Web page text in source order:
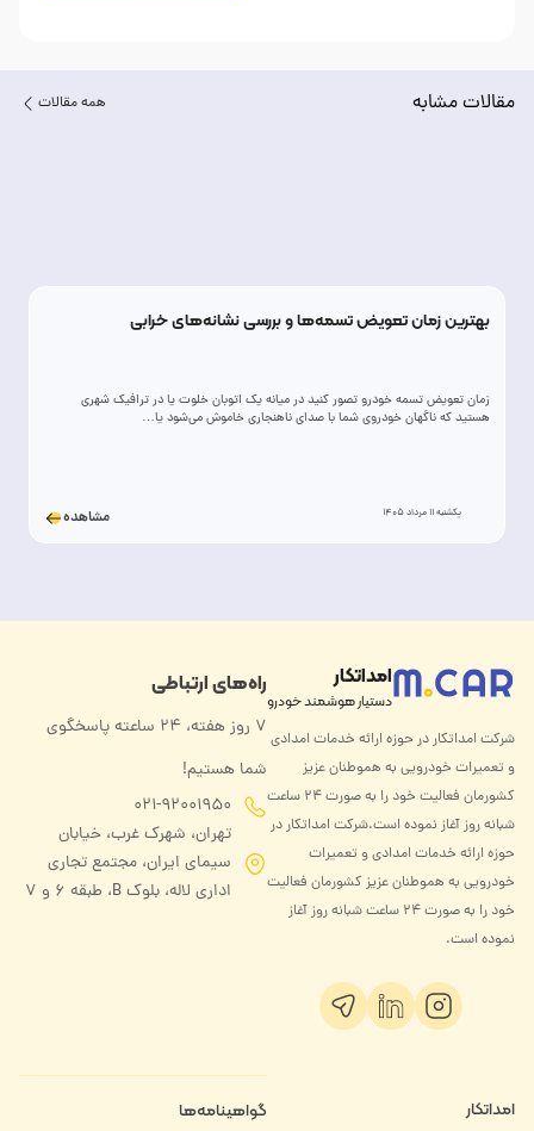
مقالات مشابه همه مقالات
بهترین زمان تعویض تسمه‌ها و بررسی نشانه‌های خرابی
زمان تعویض تسمه خودرو تصور کنید در میانه یک اتوبان خلوت یا در ترافیک شهری
هستید که ناگهان خودروی شما با صدای ناهنجاری خاموش می‌شود یا…
یکشنبه 11 مرداد 1405 مشاهده
امداتکار
دستیار هوشمند خودرو
شرکت امداتکار در حوزه ارائه خدمات امدادی
و تعمیرات خودرویی به هموطنان عزیز
کشورمان فعالیت خود را به صورت ۲۴ ساعت
شبانه روز آغاز نموده است.شرکت امداتکار در
حوزه ارائه خدمات امدادی و تعمیرات
خودرویی به هموطنان عزیز کشورمان فعالیت
خود را به صورت ۲۴ ساعت شبانه روز آغاز
نموده است.
راه‌های ارتباطی
۷ روز هفته، ۲۴ ساعته پاسخگوی
شما هستیم!
021-92001950
تهران، شهرک غرب، خیابان
سیمای ایران، مجتمع تجاری
اداری لاله، بلوک B، طبقه ۶ و 7
امداتکار گواهینامه‌ها